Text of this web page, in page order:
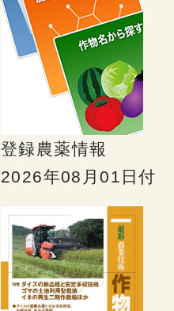
登録農薬情報
2026年08月01日付